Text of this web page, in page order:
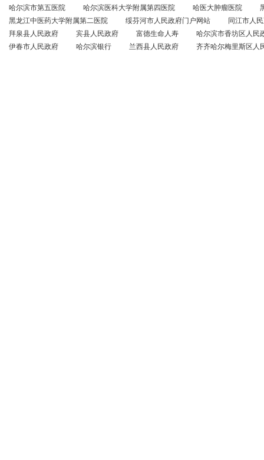
哈尔滨市第五医院
哈尔滨医科大学附属第四医院 哈医大肿瘤医院
黑龙江中医药大学附属第二医院
绥芬河市人民政府门户网站
同江市人
拜泉县人民政府
宾县人民政府 富德生命人寿
哈尔滨市香坊区人民
伊春市人民政府
哈尔滨银行 兰西县人民政府 齐齐哈尔梅里斯区人